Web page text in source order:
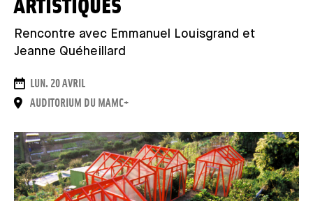
ARTISTIQUES
Rencontre avec Emmanuel Louisgrand et
Jeanne Quéheillard
DATE
LUN. 20 AVRIL
LUOGO
AUDITORIUM DU MAMC+